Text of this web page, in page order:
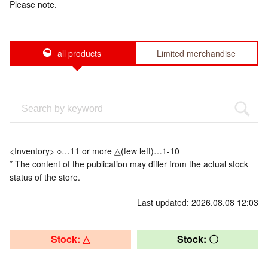
Please note.
all products Limited merchandise
<Inventory> ○…11 or more △(few left)…1-10
* The content of the publication may differ from the actual stock
status of the store.
Last updated: 2026.08.08 12:03
Stock: △ Stock: 〇